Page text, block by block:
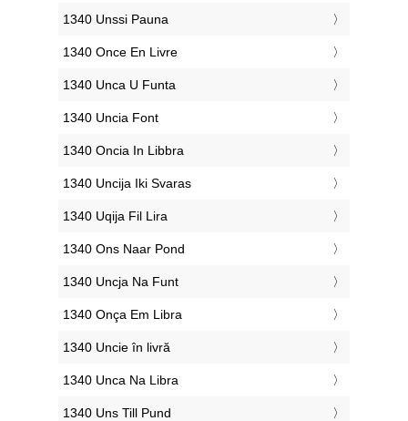
‎1340 Unssi Pauna
‎1340 Once En Livre
‎1340 Unca U Funta
‎1340 Uncia Font
‎1340 Oncia In Libbra
‎1340 Uncija Iki Svaras
‎1340 Uqija Fil Lira
‎1340 Ons Naar Pond
‎1340 Uncja Na Funt
‎1340 Onça Em Libra
‎1340 Uncie în livră
‎1340 Unca Na Libra
‎1340 Uns Till Pund